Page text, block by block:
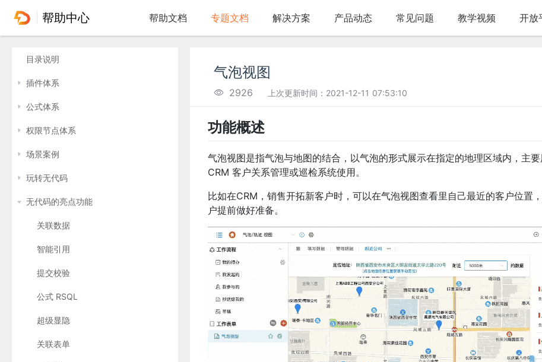
帮助中心 帮助文档 专题文档 解决方案 产品动态 常见问题 教学视频 开放
目录说明
插件体系
公式体系
权限节点体系
场景案例
玩转无代码
无代码的亮点功能
关联数据
智能引用
提交校验
公式 RSQL
超级显隐
关联表单
气泡视图
2926 上次更新时间：2021-12-11 07:53:10
功能概述
气泡视图是指气泡与地图的结合，以气泡的形式展示在指定的地理区域内，主
CRM 客户关系管理或巡检系统使用。
比如在CRM，销售开拓新客户时，可以在气泡视图查看里自己最近的客户位置
户提前做好准备。